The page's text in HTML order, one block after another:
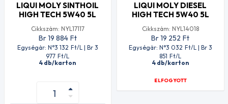
LIQUI MOLY SINTHOIL
HIGH TECH 5W40 5L
Cikkszám: NYL17117
Br 19 884 Ft
Egységár: N°3 132 Ft/L | Br 3
977 Ft/L
4 db/karton
LIQUI MOLY DIESEL
HIGH TECH 5W40 5L
Cikkszám: NYL14018
Br 19 252 Ft
Egységár: N°3 032 Ft/L | Br 3
851 Ft/L
4 db/karton
ELFOGYOTT